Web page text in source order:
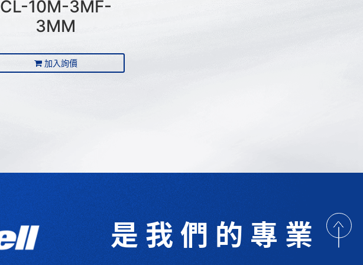
CL-10M-3MF-
3MM
加入詢價
是我們的專業